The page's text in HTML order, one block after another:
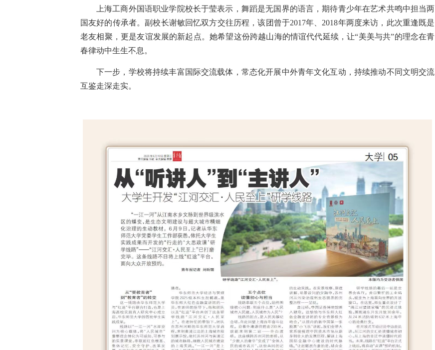
上海工商外国语职业学院校长于莹表示，舞蹈是无国界的语言，期待青少年在艺术共鸣中担当两
国友好的传承者。副校长谢敏回忆双方交往历程，该团曾于2017年、2018年两度来访，此次重逢既是
老友相聚，更是友谊发展的新起点。她希望这份跨越山海的情谊代代延续，让“美美与共”的理念在青
春律动中生生不息。
下一步，学校将持续丰富国际交流载体，常态化开展中外青年文化互动，持续推动不同文明交流
互鉴走深走实。